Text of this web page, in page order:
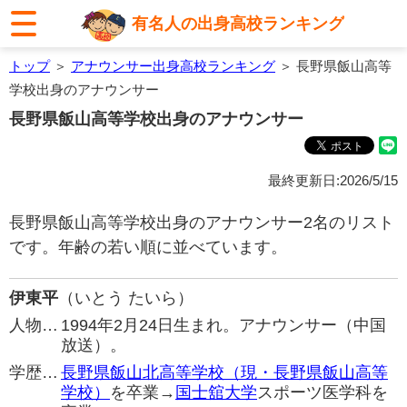
有名人の出身高校ランキング
トップ＞ アナウンサー出身高校ランキング ＞ 長野県飯山高等
学校出身のアナウンサー
長野県飯山高等学校出身のアナウンサー
最終更新日:2026/5/15
長野県飯山高等学校出身のアナウンサー2名のリスト
です。年齢の若い順に並べています。
伊東平 （いとう たいら）
人物… 1994年2月24日生まれ。アナウンサー（中国
放送）。
学歴… 長野県飯山北高等学校（現・長野県飯山高等
学校） を卒業→ 国士舘大学スポーツ医学科を